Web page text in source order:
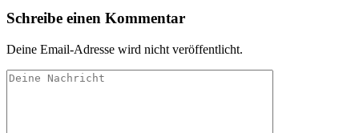
Schreibe einen Kommentar
Deine Email-Adresse wird nicht veröffentlicht.